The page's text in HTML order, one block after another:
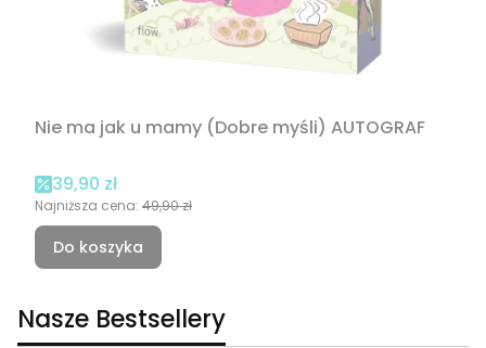
Nie ma jak u mamy (Dobre myśli) AUTOGRAF
Cena promocyjna
39,90 zł
Najniższa cena: 49,90 zł
Do koszyka
Nasze Bestsellery